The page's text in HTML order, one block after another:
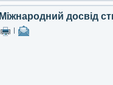
Міжнародний досвід